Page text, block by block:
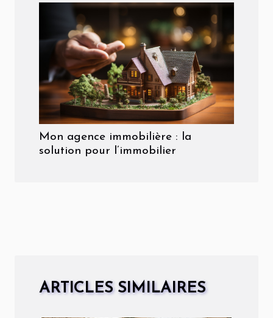
Mon agence immobilière : la
solution pour l’immobilier
ARTICLES SIMILAIRES